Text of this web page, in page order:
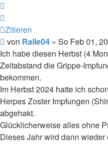
Zitieren
Beitrag
von Ralle04 » So Feb 01,
Ich habe diesen Herbst (4
Zeitabstand die Grippe-
bekommen.
Im Herbst 2024 hatte ich
Herpes Zoster Impfungen
abgehakt.
Glücklicherweise alles ohne
Dieses Jahr wird dann